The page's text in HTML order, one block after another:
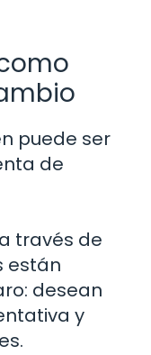
puede ser
de
través de
están
desean
y